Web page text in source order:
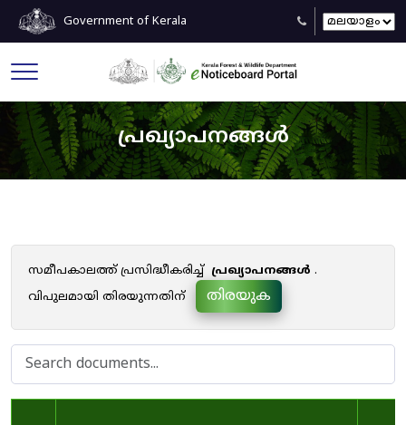
Government of Kerala
പ്രഖ്യാപനങ്ങൾ
സമീപകാലത്ത് പ്രസിദ്ധീകരിച്ച് പ്രഖ്യാപനങ്ങൾ .
വിപുലമായി തിരയുന്നതിന്
തിരയുക